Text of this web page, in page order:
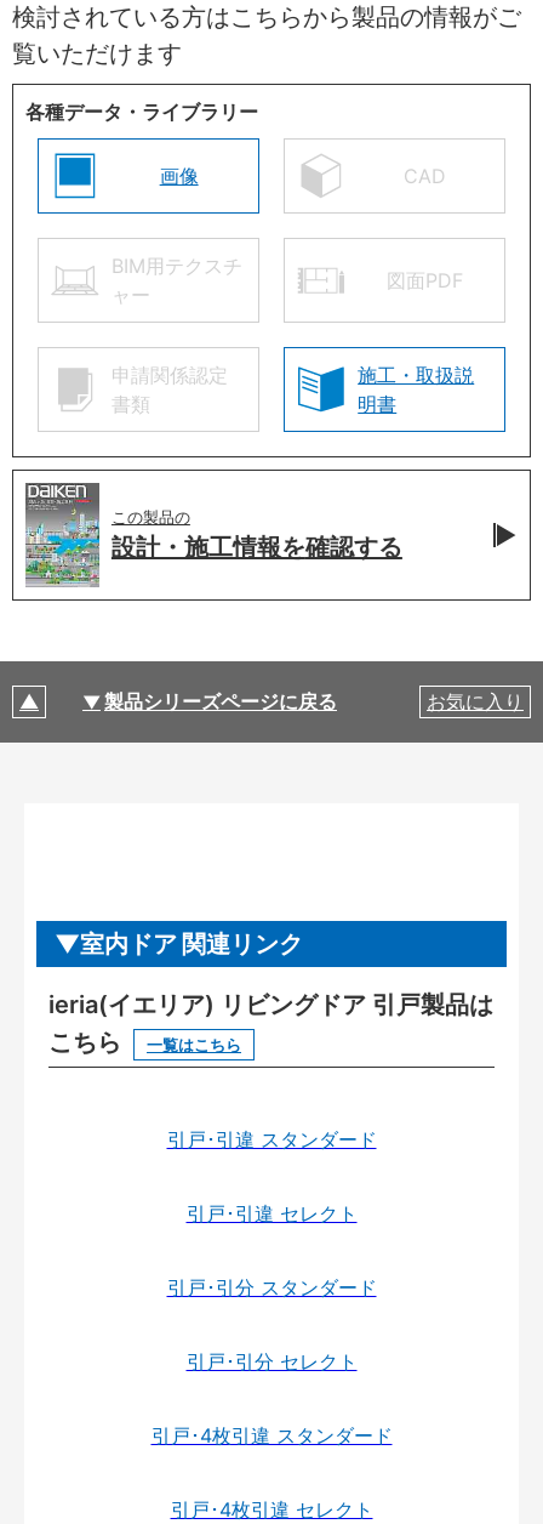
検討されている方はこちらから製品の情報がご
覧いただけます
各種データ・ライブラリー
画像 CAD
BIM用テクスチ
ャー
図面PDF
申請関係認定
書類
施工・取扱説
明書
この製品の
設計・施工情報を確認する
製品シリーズページに戻る お気に入り
室内ドア 関連リンク
ieria(イエリア) リビングドア 引戸製品は
こちら
一覧はこちら
引戸･引違 スタンダード
引戸･引違 セレクト
引戸･引分 スタンダード
引戸･引分 セレクト
引戸･4枚引違 スタンダード
引戸･4枚引違 セレクト